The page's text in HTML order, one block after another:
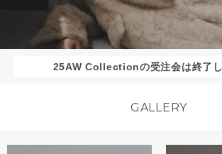
25AW Collectionの受注会は終了し
GALLERY